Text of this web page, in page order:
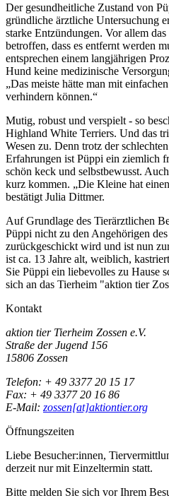
Der gesundheitliche Zustand von
gründliche ärztliche Untersuchung
starke Entzündungen. Vor allem
betroffen, dass es entfernt werden
entsprechen einem langjährigen
Hund keine medizinische
„Das meiste hätte man mit
verhindern können.“
Mutig, robust und verspielt - so
Highland White Terriers. Und das
Wesen zu. Denn trotz der
Erfahrungen ist Püppi ein ziemlich
schön keck und selbstbewusst.
kurz kommen. „Die Kleine hat
bestätigt Julia Dittmer.
Auf Grundlage des Tierärztlichen
Püppi nicht zu den Angehörigen
zurückgeschickt wird und ist nun
ist ca. 13 Jahre alt, weiblich,
Sie Püppi ein liebevolles zu Hause
sich an das Tierheim "aktion tier
Kontakt
aktion tier Tierheim Zossen e.V.
Straße der Jugend 156
15806 Zossen
Telefon: + 49 3377 20 15 17
Fax: + 49 3377 20 16 86
E-Mail: zossen[at]aktiontier.org
Öffnungszeiten
Liebe Besucher:innen,
derzeit nur mit Einzeltermin statt.
Bitte melden Sie sich vor Ihrem